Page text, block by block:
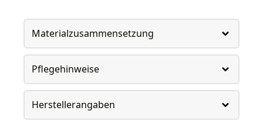
Materialzusammensetzung
Pflegehinweise
Herstellerangaben